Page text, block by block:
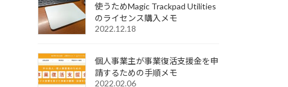
使うためMagic Trackpad Utilities
のライセンス購入メモ
2022.12.18
個人事業主が事業復活支援金を申
請するための手順メモ
2022.02.06